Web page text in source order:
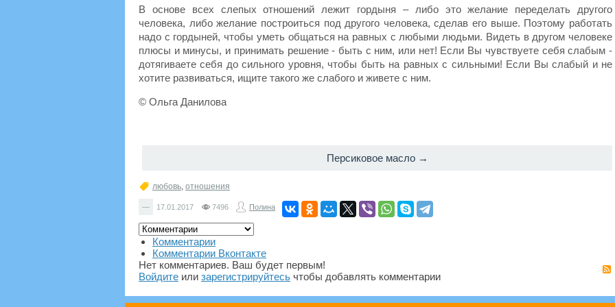
В основе всех слепых отношений лежит гордыня – либо это желание переделать другого
человека, либо желание построиться под другого человека, сделав его выше. Поэтому работать
надо с гордыней, чтобы уметь общаться на равных с любыми людьми. Видеть в другом человеке
плюсы и минусы, и принимать решение - быть с ним, или нет! Если Вы чувствуете себя слабым -
дотягиваете себя до сильного уровня, чтобы быть на равных с сильными! Если Вы слабый и не
хотите развиваться, ищите такого же слабого и живете с ним.
© Ольга Данилова
Персиковое масло →
любовь, отношения
— 17.01.2017 7496 Полина
Комментарии
Комментарии Вконтакте
Нет комментариев. Ваш будет первым!
Войдите или зарегистрируйтесь чтобы добавлять комментарии